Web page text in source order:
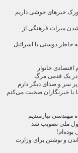
خبرهای خوشی داریم
میراث فرهنگی از
خاطر دوستی با اسرائیل
خانوار
در یک قدمی مرگ
سر و صدای دیگر دارم
با خبرنگاران صحبت می‌کنم
مهندسی نیازمندیم
و نوشتن برای وزارت